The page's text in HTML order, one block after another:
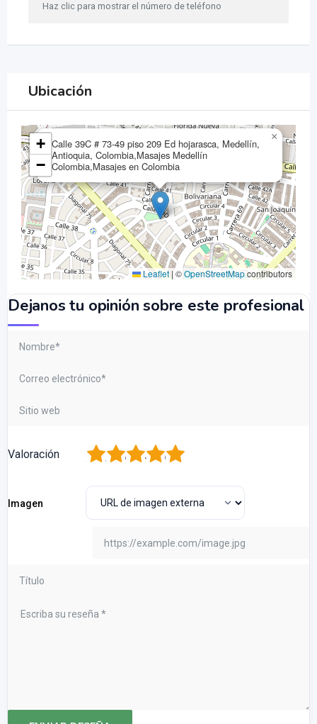
Haz clic para mostrar el número de teléfono
Ubicación
Calle 39C # 73-49 piso 209 Ed hojarasca, Medellín,
Antioquia, Colombia,Masajes Medellín
Colombia,Masajes en Colombia
×
+
−
Leaflet | ©OpenStreetMapcontributors
Dejanos tu opinión sobre este profesional
Valoración 5
4
3
2
Imagen